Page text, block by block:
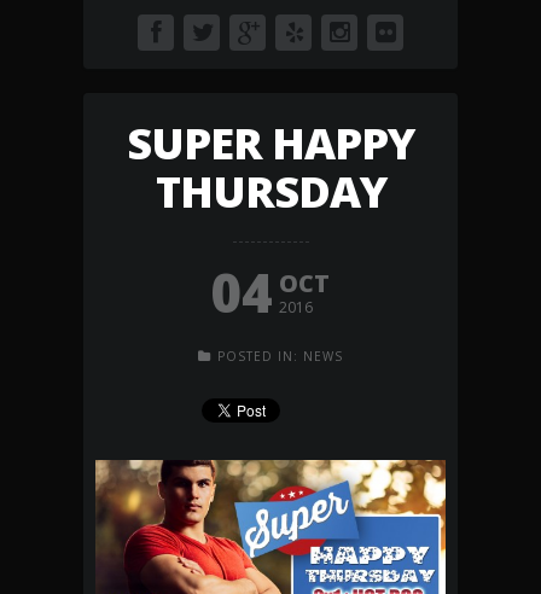
SUPER HAPPY
THURSDAY
04 OCT
2016
POSTED IN: NEWS